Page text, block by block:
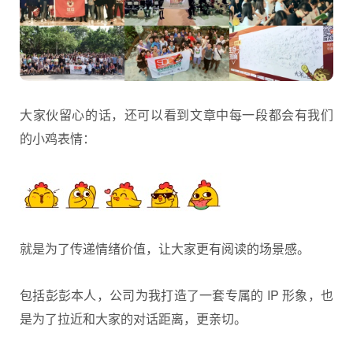
大家伙留心的话，还可以看到文章中每一段都会有我们
的小鸡表情：
就是为了传递情绪价值，让大家更有阅读的场景感。
包括彭彭本人，公司为我打造了一套专属的 IP 形象，也
是为了拉近和大家的对话距离，更亲切。